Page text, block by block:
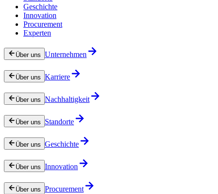
Geschichte
Innovation
Procurement
Experten
Über uns Unternehmen
Über uns Karriere
Über uns Nachhaltigkeit
Über uns Standorte
Über uns Geschichte
Über uns Innovation
Über uns Procurement